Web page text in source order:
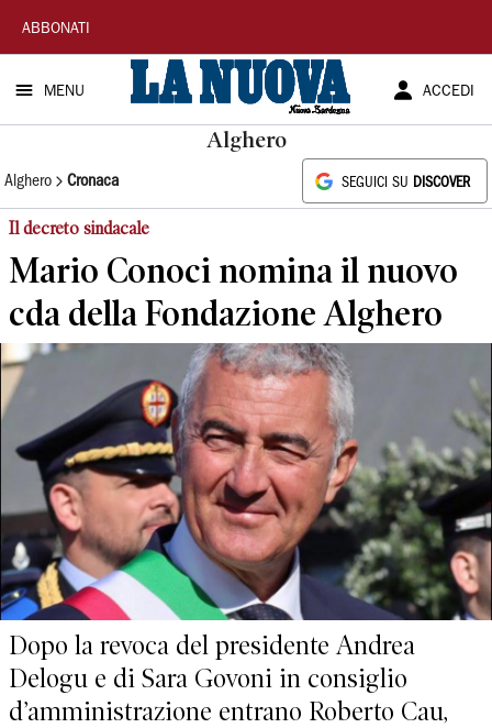
La
Nuova
Sardegna
ABBONATI
MENU ACCEDI
Alghero
Alghero Cronaca SEGUICI SU DISCOVER
Il decreto sindacale
Mario Conoci nomina il nuovo
cda della Fondazione Alghero
Dopo la revoca del presidente Andrea
Delogu e di Sara Govoni in consiglio
d’amministrazione entrano Roberto Cau,